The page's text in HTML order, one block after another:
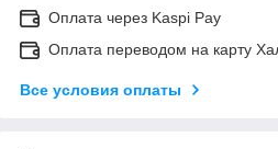
Оплата через Kaspi Pay
Оплата переводом на карту
Все условия оплаты